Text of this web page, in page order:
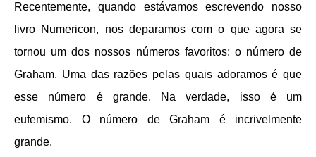
Recentemente, quando estávamos escrevendo nosso
livro Numericon, nos deparamos com o que agora se
tornou um dos nossos números favoritos: o número de
Graham. Uma das razões pelas quais adoramos é que
esse número é grande. Na verdade, isso é um
eufemismo. O número de Graham é incrivelmente
grande.